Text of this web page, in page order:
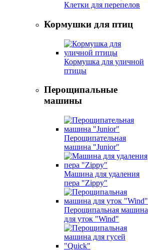
Клетки для перепелов
Кормушки для птиц
Кормушка для уличной
птицы
Перощипальные
машины
Перощипательная
машина "Junior"
Машина для удаления
пера "Zippy"
Перощипальная машина
для уток "Wind"